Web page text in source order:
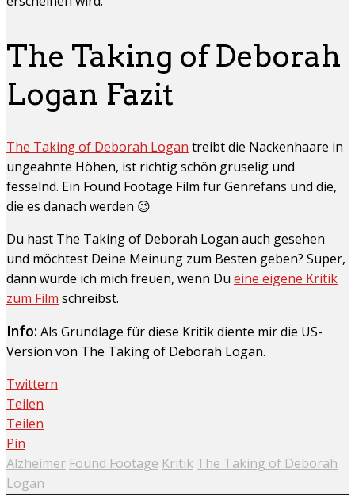
The Taking of Deborah
Logan Fazit
The Taking of Deborah Logan treibt die Nackenhaare in
ungeahnte Höhen, ist richtig schön gruselig und
fesselnd. Ein Found Footage Film für Genrefans und die,
die es danach werden 😉
Du hast The Taking of Deborah Logan auch gesehen
und möchtest Deine Meinung zum Besten geben? Super,
dann würde ich mich freuen, wenn Du eine eigene Kritik
zum Film schreibst.
Info: Als Grundlage für diese Kritik diente mir die US-
Version von The Taking of Deborah Logan.
Twittern
Teilen
Teilen
Pin
Alzheimer Found Footage Kritik The Taking of Deborah
Logan